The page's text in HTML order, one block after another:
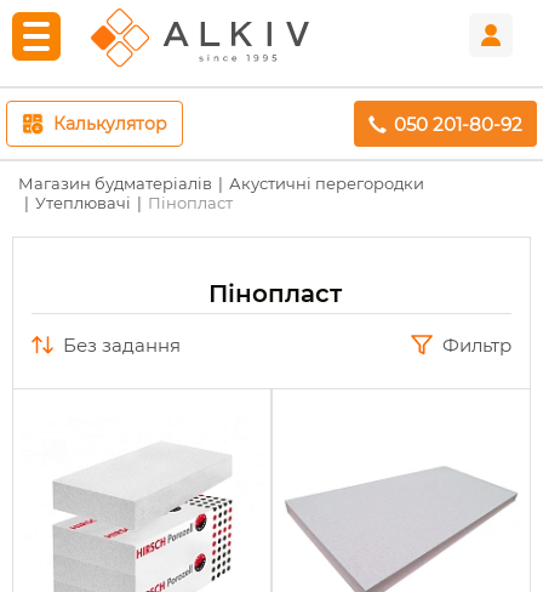
Калькулятор 050 201-80-92
Магазин будматеріалів
Акустичні перегородки
Утеплювачі
Пінопласт
Пінопласт
без задання Фильтр